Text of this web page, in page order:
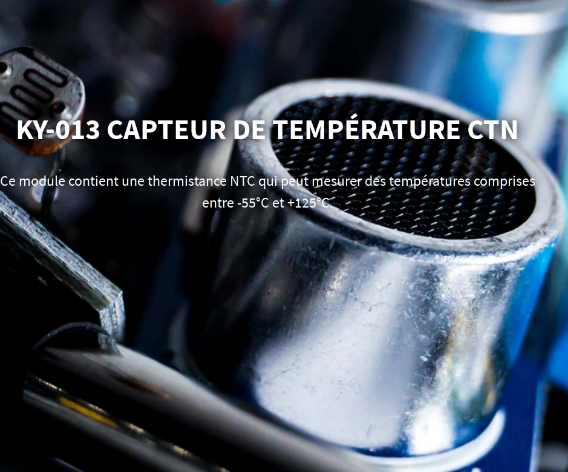
KY-013 CAPTEUR DE TEMPÉRATURE CTN
Ce module contient une thermistance NTC qui peut mesurer des températures comprises
entre -55°C et +125°C.